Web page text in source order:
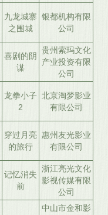
九龙城寨
之围城
银都机构有限
公司
喜剧的阴
谋
贵州索玛文化
产业投资有限
公司
龙拳小子
2
北京淘梦影业
有限公司
穿过月亮
的旅行
惠州友光影业
有限公司
记忆消失
前
浙江亮光文化
影视传媒有限
公司
中山市金和影